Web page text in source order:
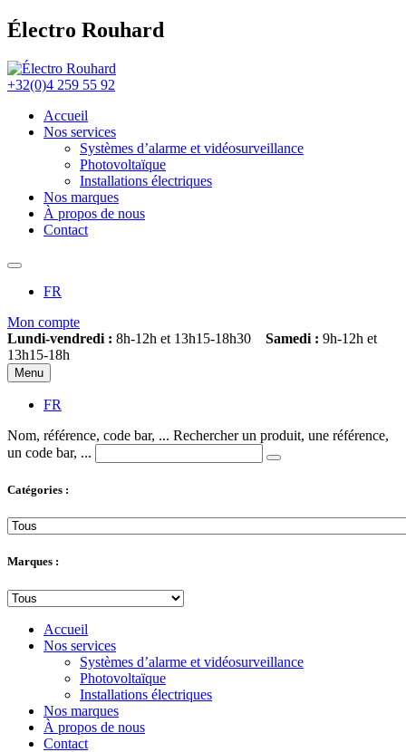
Électro Rouhard
+32(0)4 259 55 92
Accueil
Nos services
Systèmes d’alarme et vidéosurveillance
Photovoltaïque
Installations électriques
Nos marques
À propos de nous
Contact
FR
Mon compte
Lundi-vendredi : 8h-12h et 13h15-18h30 Samedi : 9h-12h et
13h15-18h
Menu
FR
Nom, référence, code bar, ... Rechercher un produit, une référence,
un code bar, ...
Catégories :
Marques :
Accueil
Nos services
Systèmes d’alarme et vidéosurveillance
Photovoltaïque
Installations électriques
Nos marques
À propos de nous
Contact